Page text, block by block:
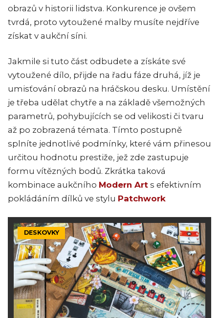
obrazů v historii lidstva. Konkurence je ovšem
tvrdá, proto vytoužené malby musíte nejdříve
získat v aukční síni.
Jakmile si tuto část odbudete a získáte své
vytoužené dílo, přijde na řadu fáze druhá, jíž je
umisťování obrazů na hráčskou desku. Umístění
je třeba udělat chytře a na základě všemožných
parametrů, pohybujících se od velikosti či tvaru
až po zobrazená témata. Tímto postupně
splníte jednotlivé podmínky, které vám přinesou
určitou hodnotu prestiže, jež zde zastupuje
formu vítězných bodů. Zkrátka taková
kombinace aukčního Modern Art s efektivním
pokládáním dílků ve stylu Patchwork
DESKOVKY